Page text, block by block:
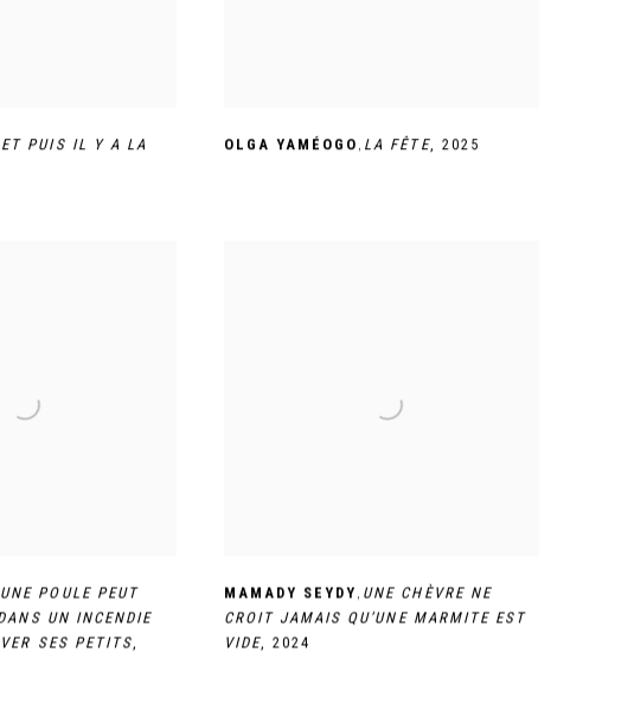
ET PUIS IL Y A LA
OLGA YAMÉOGO LA FÊTE, 2025
UNE POULE PEUT
UN INCENDIE
SES PETITS,
MAMADY SEYDY UNE CHÈVRE NE
CROIT JAMAIS QU’UNE MARMITE EST
VIDE,2024